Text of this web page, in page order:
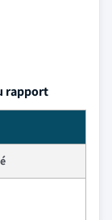
rapport